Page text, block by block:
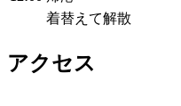
着替えて解散
アクセス